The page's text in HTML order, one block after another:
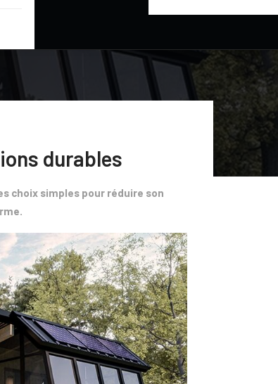
durables
choix simples pour réduire son